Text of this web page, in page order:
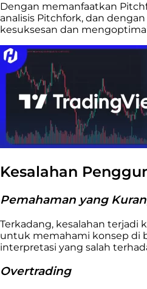
Dengan memanfaatkan
analisis Pitchfork, dan
kesuksesan dan
Kesalahan
Pemahaman yang
Terkadang, kesalahan
untuk memahami konsep di
interpretasi yang salah
Overtrading